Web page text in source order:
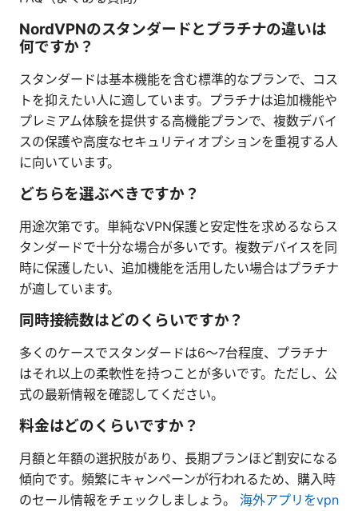
NordVPNのスタンダードとプラチナの違いは
何ですか？
スタンダードは基本機能を含む標準的なプランで、コス
トを抑えたい人に適しています。プラチナは追加機能や
プレミアム体験を提供する高機能プランで、複数デバイ
スの保護や高度なセキュリティオプションを重視する人
に向いています。
どちらを選ぶべきですか？
用途次第です。単純なVPN保護と安定性を求めるならス
タンダードで十分な場合が多いです。複数デバイスを同
時に保護したい、追加機能を活用したい場合はプラチナ
が適しています。
同時接続数はどのくらいですか？
多くのケースでスタンダードは6〜7台程度、プラチナ
はそれ以上の柔軟性を持つことが多いです。ただし、公
式の最新情報を確認してください。
料金はどのくらいですか？
月額と年額の選択肢があり、長期プランほど割安になる
傾向です。頻繁にキャンペーンが行われるため、購入時
のセール情報をチェックしましょう。 海外アプリをvpn